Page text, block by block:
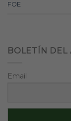
FOE
BOLETÍN DEL
Email